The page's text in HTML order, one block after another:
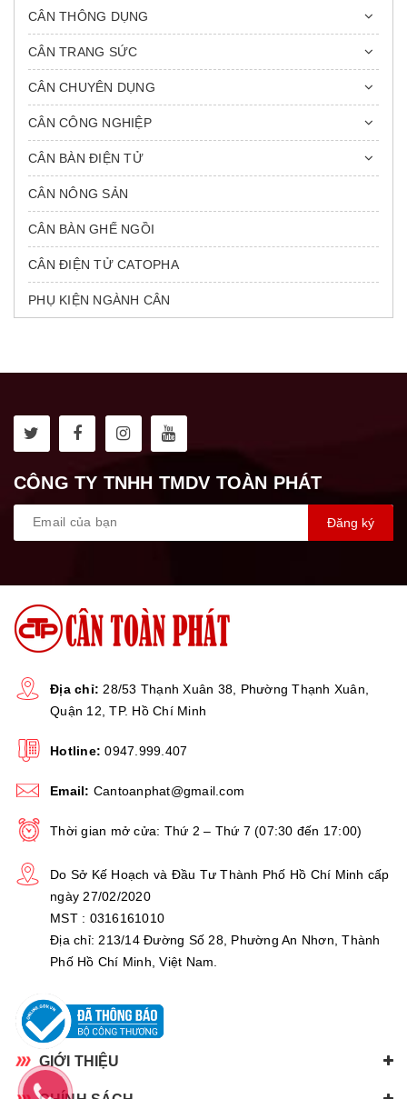
CÂN THÔNG DỤNG
CÂN TRANG SỨC
CÂN CHUYÊN DỤNG
CÂN CÔNG NGHIỆP
CÂN BÀN ĐIỆN TỬ
CÂN NÔNG SẢN
CÂN BÀN GHẾ NGỒI
CÂN ĐIỆN TỬ CATOPHA
PHỤ KIỆN NGÀNH CÂN
CÔNG TY TNHH TMDV TOÀN PHÁT
Đăng ký
Địa chỉ: 28/53 Thạnh Xuân 38, Phường Thạnh Xuân,
Quận 12, TP. Hồ Chí Minh
Hotline: 0947.999.407
Email: Cantoanphat@gmail.com
Thời gian mở cửa: Thứ 2 – Thứ 7 (07:30 đến 17:00)
Do Sở Kế Hoạch và Đầu Tư Thành Phố Hồ Chí Minh cấp
ngày 27/02/2020
MST : 0316161010
Địa chỉ: 213/14 Đường Số 28, Phường An Nhơn, Thành
Phố Hồ Chí Minh, Việt Nam.
GIỚI THIỆU